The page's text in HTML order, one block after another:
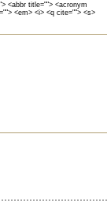
<abbr title=""> <acronym
<em> <i> <q cite=""> <s>